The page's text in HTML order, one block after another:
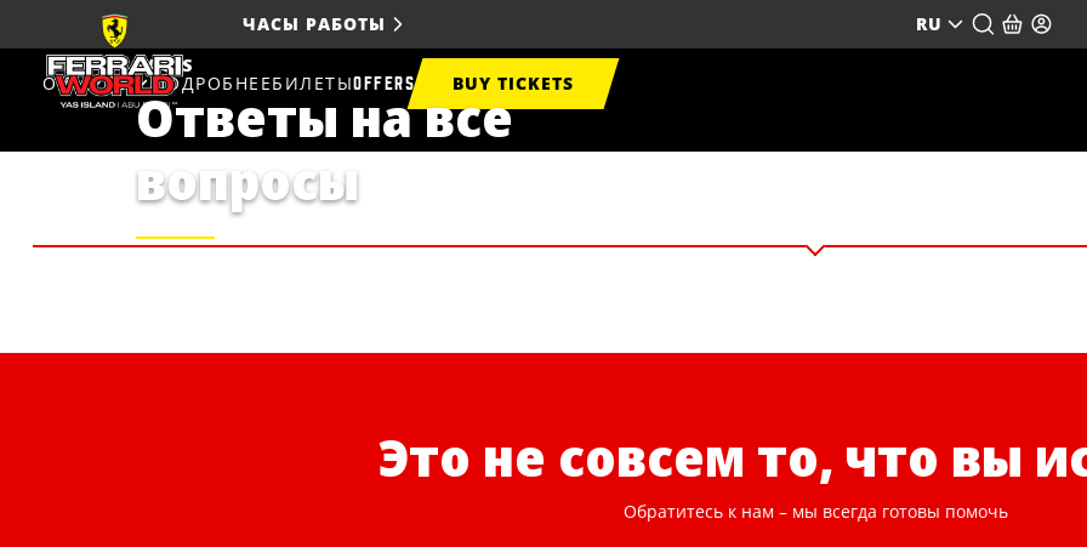
ЧАСЫ РАБОТЫ RU
О ПАРКЕ ПОДРОБНЕЕ БИЛЕТЫ OFFERS BUY TICKETS
FAQ'S
Ответы на все
вопросы
Это не совсем то, что вы
Обратитесь к нам – мы всегда готовы помочь